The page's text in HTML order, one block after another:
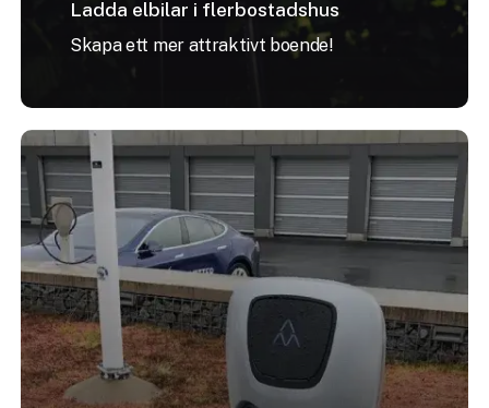
Ladda elbilar i flerbostadshus
Skapa ett mer attraktivt boende!